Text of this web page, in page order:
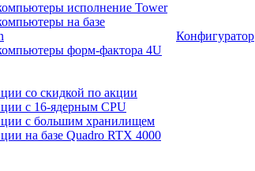
исполнение Tower
на базе
форм-фактора 4U
со скидкой по акции
с 16-ядерным CPU
с большим хранилищем
на базе Quadro RTX 4000
Конфигуратор